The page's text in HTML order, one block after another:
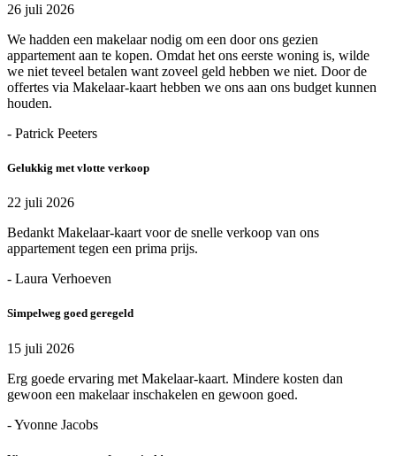
26 juli 2026
We hadden een makelaar nodig om een door ons gezien
appartement aan te kopen. Omdat het ons eerste woning is, wilde
we niet teveel betalen want zoveel geld hebben we niet. Door de
offertes via Makelaar-kaart hebben we ons aan ons budget kunnen
houden.
- Patrick Peeters
Gelukkig met vlotte verkoop
22 juli 2026
Bedankt Makelaar-kaart voor de snelle verkoop van ons
appartement tegen een prima prijs.
- Laura Verhoeven
Simpelweg goed geregeld
15 juli 2026
Erg goede ervaring met Makelaar-kaart. Mindere kosten dan
gewoon een makelaar inschakelen en gewoon goed.
- Yvonne Jacobs